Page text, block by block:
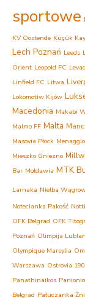
sportowe
KV Oostende Küçük
Lech Poznań Leeds
Orient Leopold FC
Linfield FC Litwa
Lokomotiw Kijów
Macedonia Makabi
Malmo FF Malta
Masovia Płock
Mieszko Gniezno
Bar Mołdawia MTK
Larnaka Nielba
Notecianka Pakość
OFK Belgrad OFK
Poznań Olimpija
Olympique Marsylia
Warszawa Ostrovia
Panathinaikos
Belgrad Pałuczanka